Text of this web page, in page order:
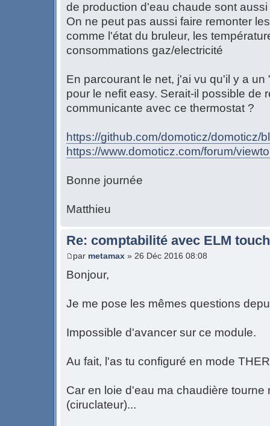
de production d'eau chaude sont
On ne peut pas aussi faire remonter
comme l'état du bruleur, les
consommations gaz/electricité
En parcourant le net, j'ai vu qu'il y a
pour le nefit easy. Serait-il possible de
communicante avec ce thermostat ?
https://github.com/domoticz/domoticz/
https://www.domoticz.com/forum/
Bonne journée
Matthieu
Re: comptabilité avec ELM touch
par metamax » 26 Déc 2016 08:08
Bonjour,
Je me pose les mêmes questions
Impossible d'avancer sur ce module.
Au fait, l'as tu configuré en mode
Car en loie d'eau ma chaudière tourne
(ciruclateur)...